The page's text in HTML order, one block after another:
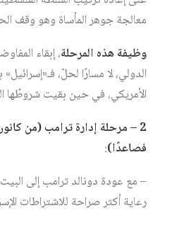
معالجة جوهر المأساة وهو وقف
وظيفة هذه المرحلة، إبقاء
الدولي، لا مسارًا لحلّ،
الأمريكي، في حين بقيت
فصاعدًا):
– مع عودة دونالد ترامب إلى
رعاية أكثر صراحة للاشتراطات